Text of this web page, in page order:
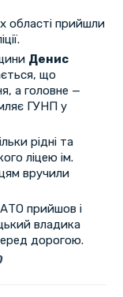
області прийшли
Денис
що
а головне —
ГУНП у
рідні та
ліцею ім.
вручили
прийшов і
владика
дорогою.